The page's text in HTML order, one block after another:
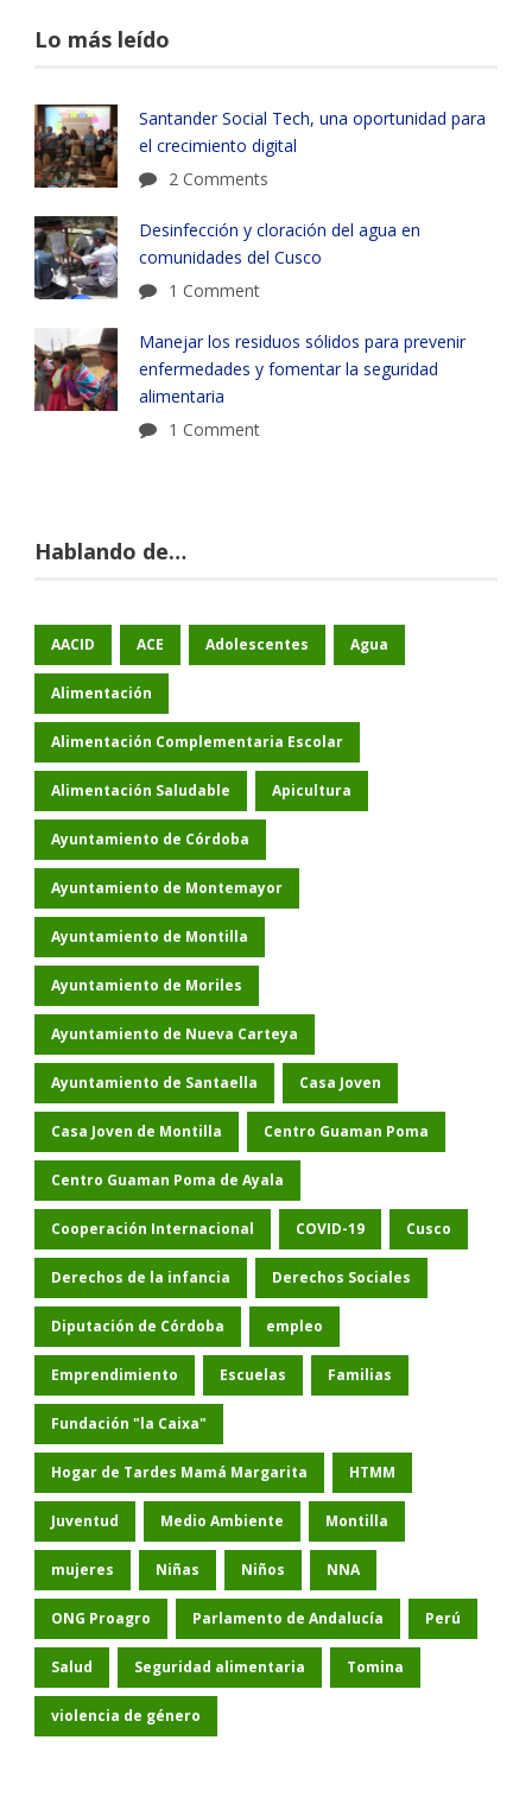
Lo más leído
Santander Social Tech, una oportunidad para
el crecimiento digital
2 Comments
Desinfección y cloración del agua en
comunidades del Cusco
1 Comment
Manejar los residuos sólidos para prevenir
enfermedades y fomentar la seguridad
alimentaria
1 Comment
Hablando de…
AACID ACE Adolescentes Agua
Alimentación
Alimentación Complementaria Escolar
Alimentación Saludable Apicultura
Ayuntamiento de Córdoba
Ayuntamiento de Montemayor
Ayuntamiento de Montilla
Ayuntamiento de Moriles
Ayuntamiento de Nueva Carteya
Ayuntamiento de Santaella Casa Joven
Casa Joven de Montilla Centro Guaman Poma
Centro Guaman Poma de Ayala
Cooperación Internacional COVID-19 Cusco
Derechos de la infancia Derechos Sociales
Diputación de Córdoba empleo
Emprendimiento Escuelas Familias
Fundación "la Caixa"
Hogar de Tardes Mamá Margarita HTMM
Juventud Medio Ambiente Montilla
mujeres Niñas Niños NNA
ONG Proagro Parlamento de Andalucía Perú
Salud Seguridad alimentaria Tomina
violencia de género